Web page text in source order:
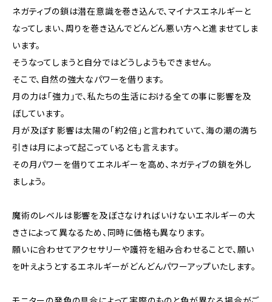
ネガティブの鎖は潜在意識を巻き込んで、マイナスエネルギーと
なってしまい、周りを巻き込んでどんどん悪い方へと進ませてしま
います。
そうなってしまうと自分ではどうしようもできません。
そこで、自然の強大なパワーを借ります。
月の力は「強力」で、私たちの生活における全ての事に影響を及
ぼしています。
月が及ぼす影響は太陽の「約2倍」と言われていて、海の潮の満ち
引きは月によって起こっているとも言えます。
その月パワーを借りてエネルギーを高め、ネガティブの鎖を外し
ましょう。
魔術のレベルは影響を及ぼさなければいけないエネルギーの大
きさによって異なるため、同時に価格も異なります。
願いに合わせてアクセサリーや護符を組み合わせることで、願い
を叶えようとするエネルギーがどんどんパワーアップいたします。